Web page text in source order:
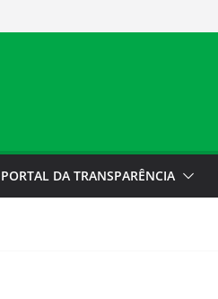
PORTAL DA TRANSPARÊNCIA